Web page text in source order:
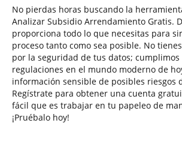
No pierdas horas buscando la
Analizar Subsidio Arrendamiento Gratis.
proporciona todo lo que necesitas para
proceso tanto como sea posible. No
por la seguridad de tus datos; cumplimos
regulaciones en el mundo moderno de
información sensible de posibles riesgos
Regístrate para obtener una cuenta
fácil que es trabajar en tu papeleo de
¡Pruébalo hoy!